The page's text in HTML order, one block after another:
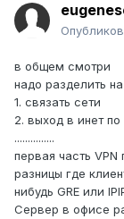
в общем смотри
надо разделить
1. связать сети
2. выход в инет
...............
первая часть
разницы где
нибудь GRE или
Сервер в офисе